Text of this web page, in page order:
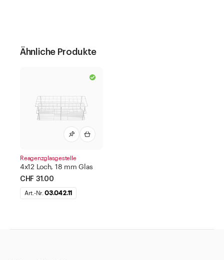
Ähnliche Produkte
Reagenzglasgestelle
4x12 Loch, 18 mm Glas
CHF 31.00
Art.-Nr.03.042.11